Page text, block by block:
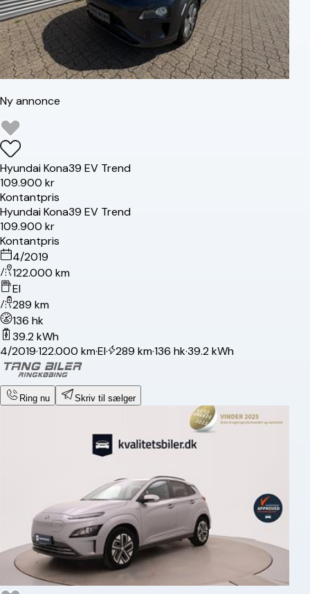
Ny annonce
HyundaiKona39 EV Trend
109.900 kr
Kontantpris
HyundaiKona39 EV Trend
109.900 kr
Kontantpris
4/2019
122.000 km
El
289 km
136 hk
39.2 kWh
4/2019·122.000 km·El· 289 km·136 hk·39.2 kWh
Ring nu Skriv til sælger